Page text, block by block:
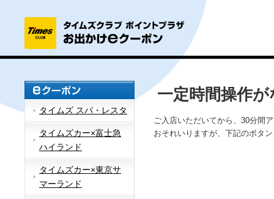
タイムズ スパ・レスタ
タイムズカー×富士急
ハイランド
タイムズカー×東京サ
マーランド
一定時間操作
ご入店いただいてから、30分間
おそれいりますが、下記のボタ